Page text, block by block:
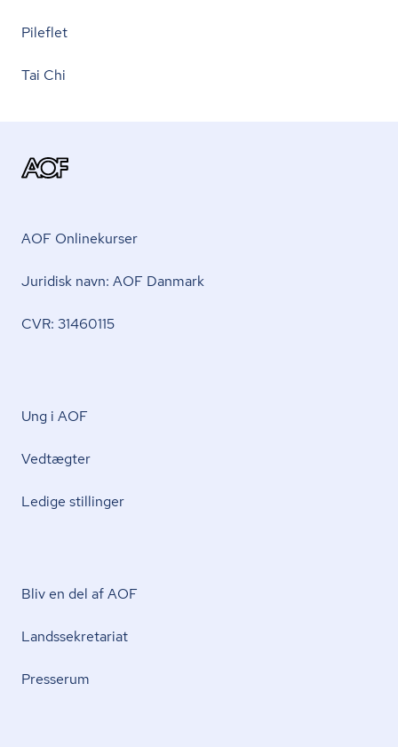
Pileflet
Tai Chi
AOF Onlinekurser
Juridisk navn: AOF Danmark
CVR: 31460115
Ung i AOF
Vedtægter
Ledige stillinger
Bliv en del af AOF
Lands­se­kre­ta­ri­at
Presserum